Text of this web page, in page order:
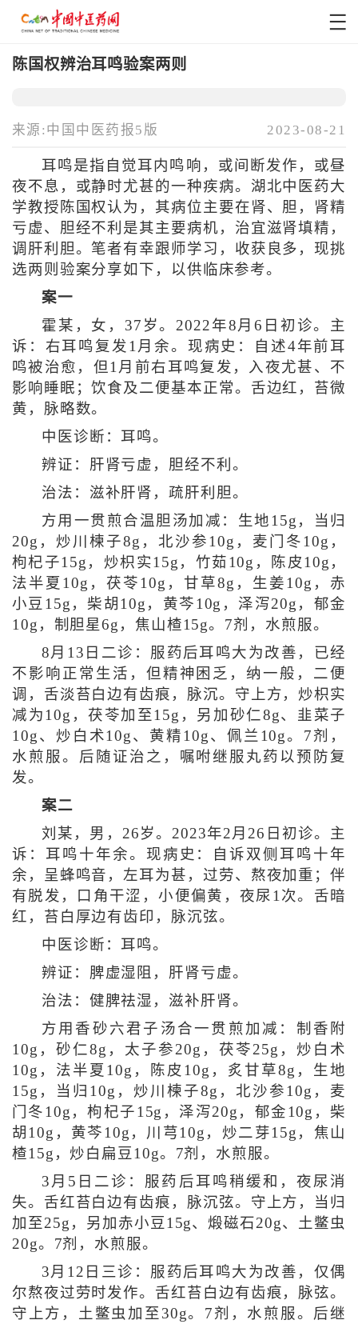
陈国权辨治耳鸣验案两则
来源:中国中医药报5版 2023-08-21
耳鸣是指自觉耳内鸣响，或间断发作，或昼
夜不息，或静时尤甚的一种疾病。湖北中医药大
学教授陈国权认为，其病位主要在肾、胆，肾精
亏虚、胆经不利是其主要病机，治宜滋肾填精，
调肝利胆。笔者有幸跟师学习，收获良多，现挑
选两则验案分享如下，以供临床参考。
案一
霍某，女，37岁。2022年8月6日初诊。主
诉：右耳鸣复发1月余。现病史：自述4年前耳
鸣被治愈，但1月前右耳鸣复发，入夜尤甚、不
影响睡眠；饮食及二便基本正常。舌边红，苔微
黄，脉略数。
中医诊断：耳鸣。
辨证：肝肾亏虚，胆经不利。
治法：滋补肝肾，疏肝利胆。
方用一贯煎合温胆汤加减：生地15g，当归
20g，炒川楝子8g，北沙参10g，麦门冬10g，
枸杞子15g，炒枳实15g，竹茹10g，陈皮10g，
法半夏10g，茯苓10g，甘草8g，生姜10g，赤
小豆15g，柴胡10g，黄芩10g，泽泻20g，郁金
10g，制胆星6g，焦山楂15g。7剂，水煎服。
8月13日二诊：服药后耳鸣大为改善，已经
不影响正常生活，但精神困乏，纳一般，二便
调，舌淡苔白边有齿痕，脉沉。守上方，炒枳实
减为10g，茯苓加至15g，另加砂仁8g、韭菜子
10g、炒白术10g、黄精10g、佩兰10g。7剂，
水煎服。后随证治之，嘱咐继服丸药以预防复
发。
案二
刘某，男，26岁。2023年2月26日初诊。主
诉：耳鸣十年余。现病史：自诉双侧耳鸣十年
余，呈蜂鸣音，左耳为甚，过劳、熬夜加重；伴
有脱发，口角干涩，小便偏黄，夜尿1次。舌暗
红，苔白厚边有齿印，脉沉弦。
中医诊断：耳鸣。
辨证：脾虚湿阻，肝肾亏虚。
治法：健脾祛湿，滋补肝肾。
方用香砂六君子汤合一贯煎加减：制香附
10g，砂仁8g，太子参20g，茯苓25g，炒白术
10g，法半夏10g，陈皮10g，炙甘草8g，生地
15g，当归10g，炒川楝子8g，北沙参10g，麦
门冬10g，枸杞子15g，泽泻20g，郁金10g，柴
胡10g，黄芩10g，川芎10g，炒二芽15g，焦山
楂15g，炒白扁豆10g。7剂，水煎服。
3月5日二诊：服药后耳鸣稍缓和，夜尿消
失。舌红苔白边有齿痕，脉沉弦。守上方，当归
加至25g，另加赤小豆15g、煅磁石20g、土鳖虫
20g。7剂，水煎服。
3月12日三诊：服药后耳鸣大为改善，仅偶
尔熬夜过劳时发作。舌红苔白边有齿痕，脉弦。
守上方，土鳖虫加至30g。7剂，水煎服。后继